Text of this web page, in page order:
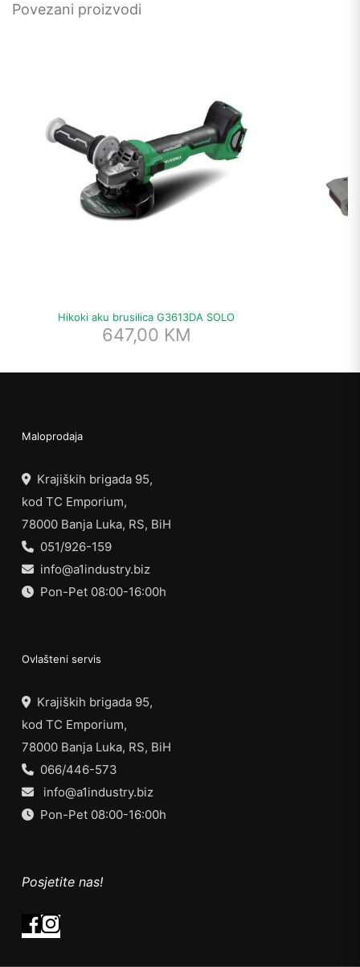
Povezani proizvodi
Hikoki aku brusilica G3613DA SOLO
647,00 KM
Maloprodaja
Krajiških brigada 95,
kod TC Emporium,
78000 Banja Luka, RS, BiH
051/926-159
info@a1industry.biz
Pon-Pet 08:00-16:00h
Ovlašteni servis
Krajiških brigada 95,
kod TC Emporium,
78000 Banja Luka, RS, BiH
066/446-573
info@a1industry.biz
Pon-Pet 08:00-16:00h
Posjetite nas!